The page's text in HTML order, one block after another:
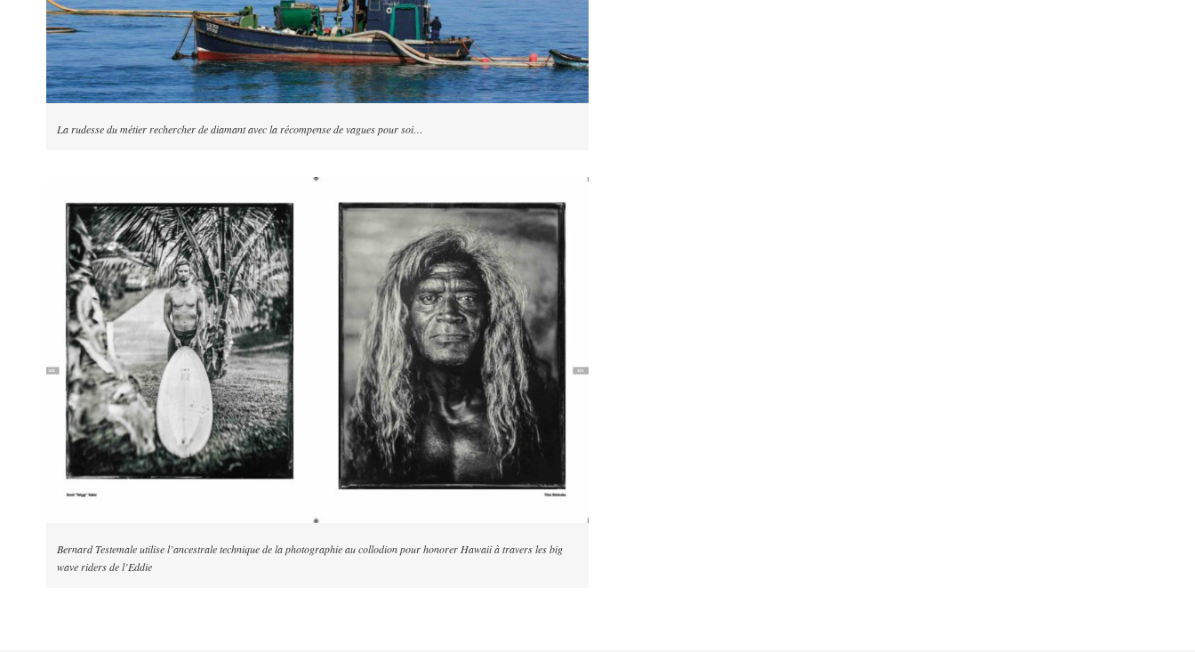
La rudesse du métier rechercher de diamant avec la récompense de vagues pour soi…
Bernard Testemale utilise l’ancestrale technique de la photographie au collodion pour honorer Hawaii à travers les big
wave riders de l’Eddie